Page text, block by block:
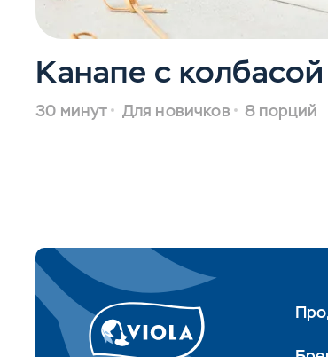
Канапе с
30 минут Для новичков 8 порций